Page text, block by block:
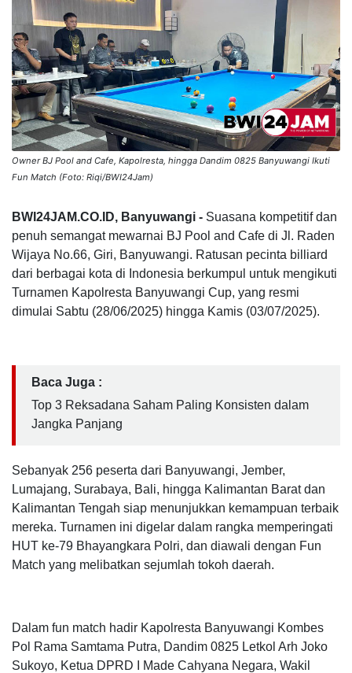
Owner BJ Pool and Cafe, Kapolresta, hingga Dandim 0825 Banyuwangi Ikuti
Fun Match (Foto: Riqi/BWI24Jam)
BWI24JAM.CO.ID, Banyuwangi - Suasana kompetitif dan
penuh semangat mewarnai BJ Pool and Cafe di Jl. Raden
Wijaya No.66, Giri, Banyuwangi. Ratusan pecinta billiard
dari berbagai kota di Indonesia berkumpul untuk mengikuti
Turnamen Kapolresta Banyuwangi Cup, yang resmi
dimulai Sabtu (28/06/2025) hingga Kamis (03/07/2025).
Baca Juga :
Top 3 Reksadana Saham Paling Konsisten dalam
Jangka Panjang
Sebanyak 256 peserta dari Banyuwangi, Jember,
Lumajang, Surabaya, Bali, hingga Kalimantan Barat dan
Kalimantan Tengah siap menunjukkan kemampuan terbaik
mereka. Turnamen ini digelar dalam rangka memperingati
HUT ke-79 Bhayangkara Polri, dan diawali dengan Fun
Match yang melibatkan sejumlah tokoh daerah.
Dalam fun match hadir Kapolresta Banyuwangi Kombes
Pol Rama Samtama Putra, Dandim 0825 Letkol Arh Joko
Sukoyo, Ketua DPRD I Made Cahyana Negara, Wakil